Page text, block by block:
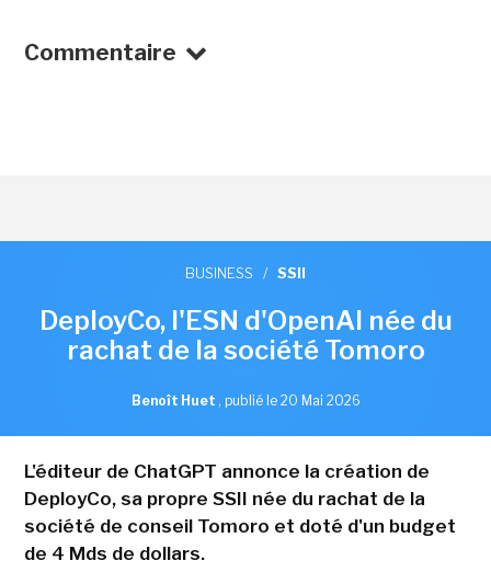
Commentaire
BUSINESS / SSII
DeployCo, l'ESN d'OpenAI née du
rachat de la société Tomoro
Benoît Huet , publié le 20 Mai 2026
L'éditeur de ChatGPT annonce la création de
DeployCo, sa propre SSII née du rachat de la
société de conseil Tomoro et doté d'un budget
de 4 Mds de dollars.